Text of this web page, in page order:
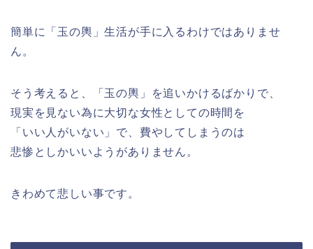
簡単に「玉の輿」生活が手に入るわけではありませ
ん。
そう考えると、「玉の輿」を追いかけるばかりで、
現実を見ない為に大切な女性としての時間を
「いい人がいない」で、費やしてしまうのは
悲惨としかいいようがありません。
きわめて悲しい事です。